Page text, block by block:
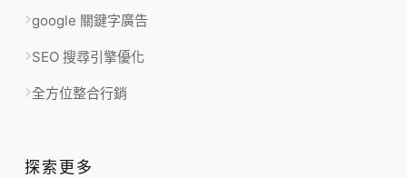
google 關鍵字廣告
SEO 搜尋引擎優化
全方位整合行銷
探索更多